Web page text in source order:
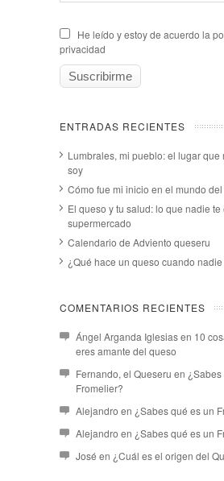
He leído y estoy de acuerdo la
privacidad
ENTRADAS RECIENTES
Lumbrales, mi pueblo: el lugar que
soy
Cómo fue mi inicio en el mundo
El queso y tu salud: lo que nadie
supermercado
Calendario de Adviento queseru
¿Qué hace un queso cuando
COMENTARIOS RECIENTES
Ángel Arganda Iglesiasen 10
eres amante del queso
Fernando, el Queseru en
Fromelier?
Alejandro en ¿Sabes qué es un
Alejandro en ¿Sabes qué es un
José en ¿Cuál es el origen del